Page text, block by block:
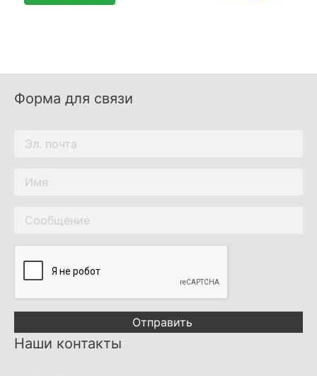
Наши контакты
Форма для связи
Отправить